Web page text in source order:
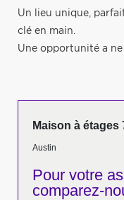
Un lieu unique,
clé en main.
Une opportunité a ne
Maison à étages
Austin
Pour votre
comparez-